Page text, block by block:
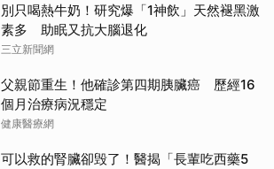
別只喝熱牛奶！研究爆「1神飲」天然褪黑激
素多 助眠又抗大腦退化
三立新聞網
父親節重生！他確診第四期胰臟癌 歷經16
個月治療病況穩定
健康醫療網
可以救的腎臟卻毁了！醫揭「長輩吃西藥5